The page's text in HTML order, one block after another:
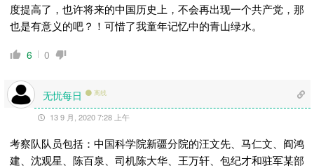
度提高了，也许将来的中国历史上，不会再出现一个共产党，那
也是有意义的吧？！可惜了我童年记忆中的青山绿水。
6 0
无忧每日 离线
13 9 月, 2020 7:28 上午
考察队队员包括：中国科学院新疆分院的汪文先、马仁文、阎鸿
建、沈观星、陈百泉、司机陈大华、王万轩、包纪才和驻军某部